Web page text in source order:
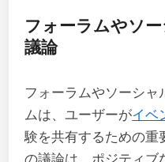
フォーラムやソ
議論
フォーラムやソーシャ
ムは、ユーザーがイベ
験を共有するための重
の議論は、ポジティブ